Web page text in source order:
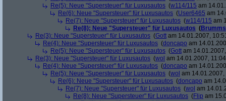
Re(5): Neue "Supersteuer" für Luxusautos (w114/115 am
Re(6): Neue "Supersteuer" für Luxusautos (User6465 am
Re(7): Neue "Supersteuer" für Luxusautos (w114/115 am
Re(8): Neue "Supersteuer" für Luxusautos (
Re(3): Neue "Supersteuer" für Luxusautos (Gott am 14.01.2007,
Re(4): Neue "Supersteuer" für Luxusautos (doncapo am
Re(5): Neue "Supersteuer" für Luxusautos (Gott am
Re(3): Neue "Supersteuer" für Luxusautos (wol am 14.01.2007,
Re(4): Neue "Supersteuer" für Luxusautos (doncapo am
Re(5): Neue "Supersteuer" für Luxusautos (wol am 14.01.2007,
Re(6): Neue "Supersteuer" für Luxusautos (doncapo am
Re(7): Neue "Supersteuer" für Luxusautos (wol am
Re(8): Neue "Supersteuer" für Luxusautos (Flip am